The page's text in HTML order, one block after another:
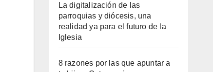
La digitalización de las
parroquias y diócesis, una
realidad ya para el futuro de la
Iglesia
8 razones por las que apuntar a